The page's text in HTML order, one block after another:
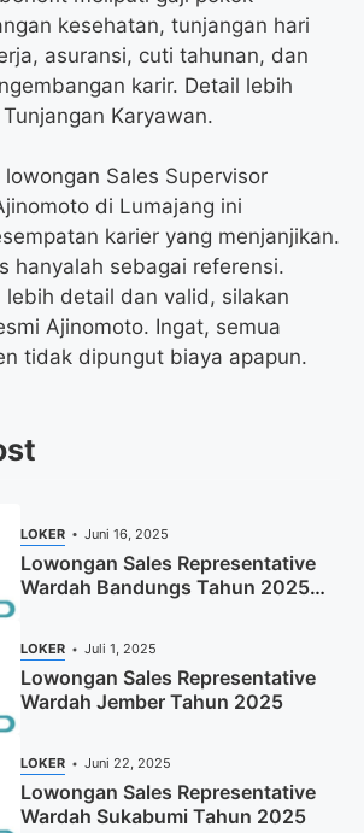
kesehatan, tunjangan hari
asuransi, cuti tahunan, dan
karir. Detail lebih
Karyawan.
lowongan Sales Supervisor
di Lumajang ini
karier yang menjanjikan.
hanyalah sebagai referensi.
lebih detail dan valid, silakan
Ajinomoto. Ingat, semua
tidak dipungut biaya apapun.
LOKER Juni 16, 2025
Lowongan Sales Representative
Wardah Bandungs Tahun 2025
LOKER Juli 1, 2025
Lowongan Sales Representative
Wardah Jember Tahun 2025
LOKER Juni 22, 2025
Lowongan Sales Representative
Wardah Sukabumi Tahun 2025